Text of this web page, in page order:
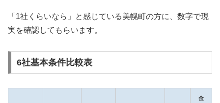
「1社くらいなら」と感じている美幌町の方に、数字で現
実を確認してもらいます。
6社基本条件比較表
金